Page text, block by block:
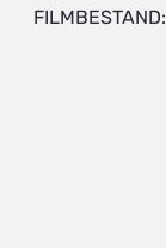
FILMBESTAND: